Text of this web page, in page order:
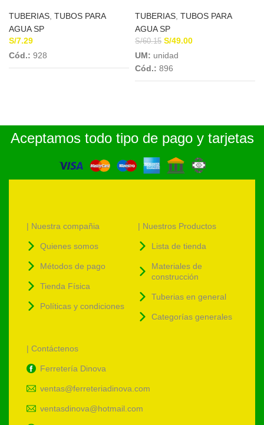
TUBERIAS TUBOS PARA
AGUA SP
S/7.29
Cód.: 928
TUBERIAS TUBOS PARA
AGUA SP
S/60.15 S/49.00
UM: unidad
Cód.: 896
Aceptamos todo tipo de pago y tarjetas
| Nuestra compañia
Quienes somos
Métodos de pago
Tienda Física
Políticas y condiciones
| Nuestros Productos
Lista de tienda
Materiales de
construcción
Tuberias en general
Categorías generales
| Contáctenos
Ferretería Dinova
ventas@ferreteriadinova.com
ventasdinova@hotmail.com